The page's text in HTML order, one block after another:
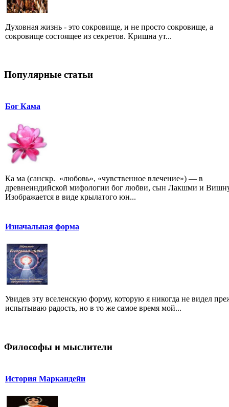
Духовная жизнь - это сокровище, и не просто сокровище, а
сокровище состоящее из секретов. Кришна ут...
Популярные статьи
Бог Кама
Ка ма (санскр. «любовь», «чувственное влечение») — в
древнеиндийской мифологии бог любви, сын Лакшми и
Изображается в виде крылатого юн...
Изначальная форма
Увидев эту вселенскую форму, которую я никогда не видел
испытываю радость, но в то же самое время мой...
Философы и мыслители
История Маркандейи